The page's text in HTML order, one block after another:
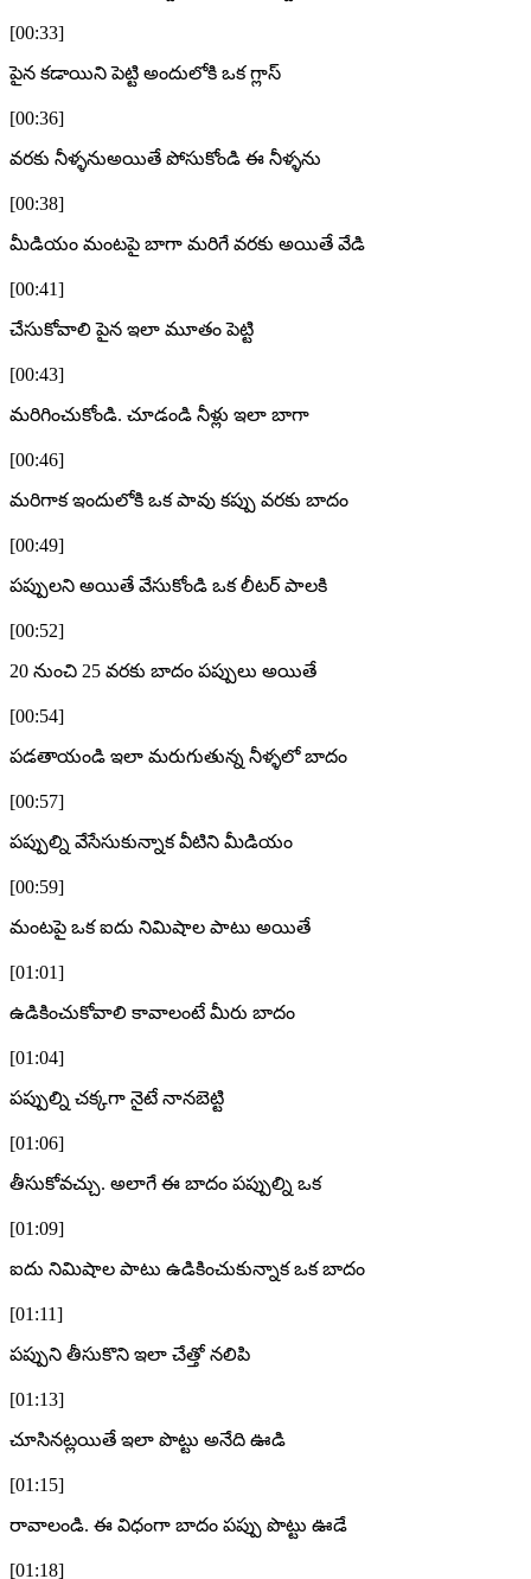
[00:33]
పైన కడాయిని పెట్టి అందులోకి ఒక గ్లాస్
[00:36]
వరకు నీళ్ళనుఅయితే పోసుకోండి ఈ నీళ్ళను
[00:38]
మీడియం మంటపై బాగా మరిగే వరకు అయితే వేడి
[00:41]
చేసుకోవాలి పైన ఇలా మూతం పెట్టి
[00:43]
మరిగించుకోండి. చూడండి నీళ్లు ఇలా బాగా
[00:46]
మరిగాక ఇందులోకి ఒక పావు కప్పు వరకు బాదం
[00:49]
పప్పులని అయితే వేసుకోండి ఒక లీటర్ పాలకి
[00:52]
20 నుంచి 25 వరకు బాదం పప్పులు అయితే
[00:54]
పడతాయండి ఇలా మరుగుతున్న నీళ్ళలో బాదం
[00:57]
పప్పుల్ని వేసేసుకున్నాక వీటిని మీడియం
[00:59]
మంటపై ఒక ఐదు నిమిషాల పాటు అయితే
[01:01]
ఉడికించుకోవాలి కావాలంటే మీరు బాదం
[01:04]
పప్పుల్ని చక్కగా నైటే నానబెట్టి
[01:06]
తీసుకోవచ్చు. అలాగే ఈ బాదం పప్పుల్ని ఒక
[01:09]
ఐదు నిమిషాల పాటు ఉడికించుకున్నాక ఒక బాదం
[01:11]
పప్పుని తీసుకొని ఇలా చేత్తో నలిపి
[01:13]
చూసినట్లయితే ఇలా పొట్టు అనేది ఊడి
[01:15]
రావాలండి. ఈ విధంగా బాదం పప్పు పొట్టు ఊడే
[01:18]